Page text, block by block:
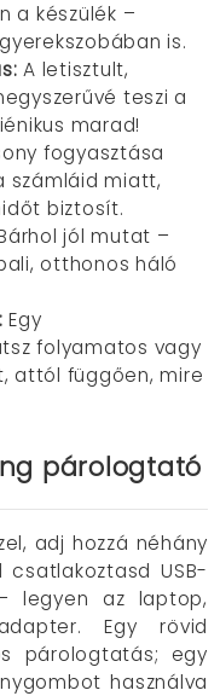
a készülék –
is.
A letisztult,
teszi a
marad!
fogyasztása
számláid miatt,
biztosít.
jól mutat –
otthonos háló
: Egy
folyamatos vagy
attól függően, mire
párologtató
adj hozzá néhány
USB-
legyen az laptop,
Egy rövid
párologtatás; egy
használva